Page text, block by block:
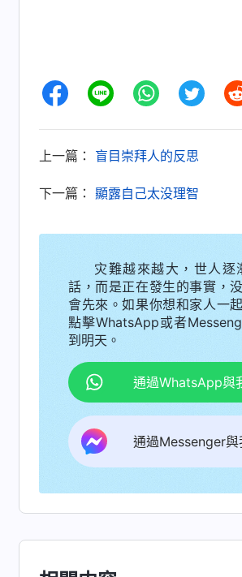
式、用各種手段讓人崇拜，
神。
《話・卷二 關于認識神
怎麽幫助别人解决問題的，但
白哪個問題，從弟兄姊妹那裏
的話分辨她的種種表現，看
致弟兄姊妹看不到她的敗壞
真是太陰險邪惡了！可我對
真理，有真理實際，對她崇拜
接下來，我又看到神的話
很高大的人迷惑。對這些外
質是什麽、行事原則是什麽
離惡的人。對這些人的人性
敬仰，最終把這些人當成他們
管人所注重的是深還是淺，是
上一篇： 盲目崇拜人的反思
下一篇： 顯露自己太没理智
灾難越來越大，世人
話，而是正在發生的事實，
會先來。如果你想和家人一
點擊WhatsApp或者
到明天。
通過WhatsApp與
通過Messenger與